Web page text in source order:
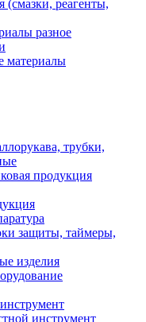
(смазки, реагенты,
разное
материалы
трубки,
продукция
защиты, таймеры,
изделия
инструмент